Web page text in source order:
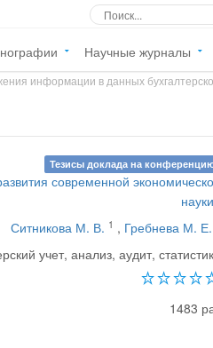
Научные журналы
информации в данных
Тезисы доклада на
современной
Ситникова М. В. 1 , Гребнева М. Е.
учет, анализ, аудит,
1483